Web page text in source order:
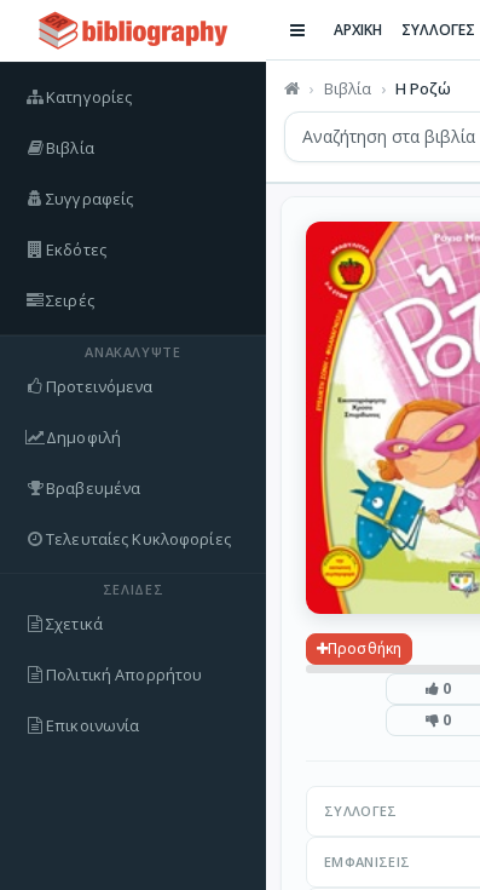
Κατηγορίες
Βιβλία
Συγγραφείς
Εκδότες
Σειρές
ΑΝΑΚΑΛΎΨΤΕ
Προτεινόμενα
Δημοφιλή
Βραβευμένα
Τελευταίες Κυκλοφορίες
ΣΕΛΊΔΕΣ
Σχετικά
Πολιτική Απορρήτου
Επικοινωνία
ΑΡΧΙΚΗ ΣΥΛΛΟΓΕΣ
Βιβλία Η Ροζώ
Προσθήκη
0
0
ΣΥΛΛΟΓΈΣ
ΕΜΦΑΝΊΣΕΙΣ